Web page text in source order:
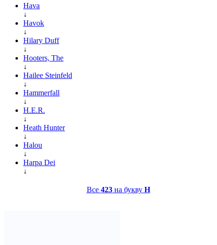
Hava
↓
Havok
↓
Hilary Duff
↓
Hooters, The
↓
Hailee Steinfeld
↓
Hammerfall
↓
H.E.R.
↓
Heath Hunter
↓
Halou
↓
Harpa Dei
↓
Все 423на букву H